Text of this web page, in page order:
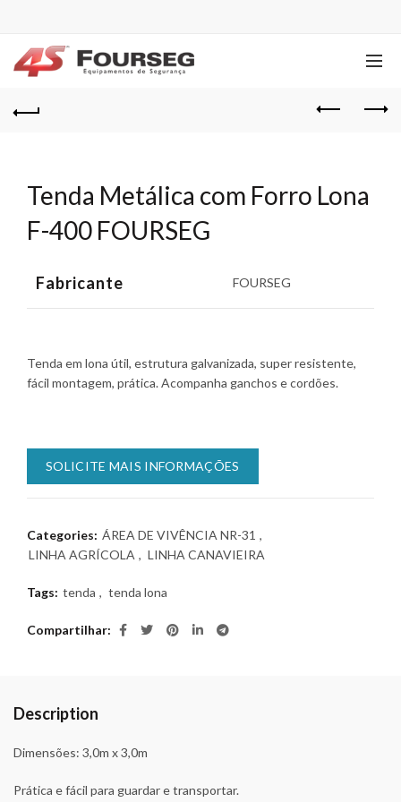
Tenda Metálica com Forro Lona
F-400 FOURSEG
Fabricante FOURSEG
Tenda em lona útil, estrutura galvanizada, super resistente,
fácil montagem, prática. Acompanha ganchos e cordões.
SOLICITE MAIS INFORMAÇÕES
Categories: ÁREA DE VIVÊNCIA NR-31 ,
LINHA AGRÍCOLA , LINHA CANAVIEIRA
Tags: tenda , tenda lona
Compartilhar
Description
Dimensões: 3,0m x 3,0m
Prática e fácil para guardar e transportar.